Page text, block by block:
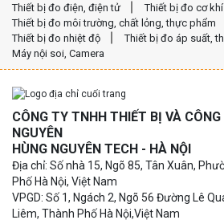
Thiết bị đo điện, điện tử
Thiết bị đo cơ khí
Thiết bị đo môi trường, chất lỏng, thực phẩm
Thiết bị đo nhiệt độ
Thiết bị đo áp suất,
Máy nội soi, Camera
CÔNG TY TNHH THIẾT BỊ VÀ CÔNG
NGUYÊN
HÙNG NGUYÊN TECH - HÀ NỘI
Địa chỉ: Số nhà 15, Ngõ 85, Tân Xuân,
Phố Hà Nội, Việt Nam
VPGD: Số 1, Ngách 2, Ngõ 56 Đường Lê
Liêm, Thành Phố Hà Nội,Việt Nam